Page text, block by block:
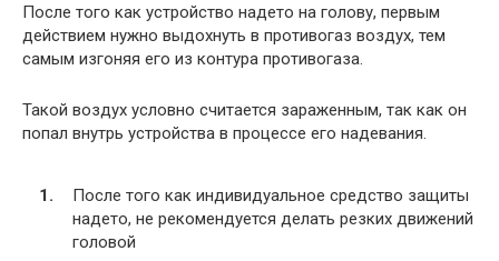
После того как устройство надето на голову, первым
действием нужно выдохнуть в противогаз воздух, тем
самым изгоняя его из контура противогаза.
Такой воздух условно считается зараженным, так как он
попал внутрь устройства в процессе его надевания.
После того как индивидуальное средство защиты
надето, не рекомендуется делать резких движений
головой